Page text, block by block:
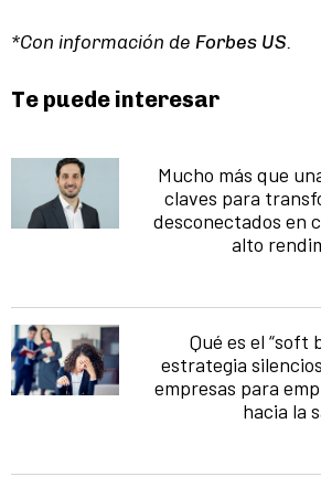
*Con información de Forbes US.
Te puede interesar
Mucho más que
claves para
desconectados en
alto
Qué es el “soft
estrategia
empresas para
hacia la